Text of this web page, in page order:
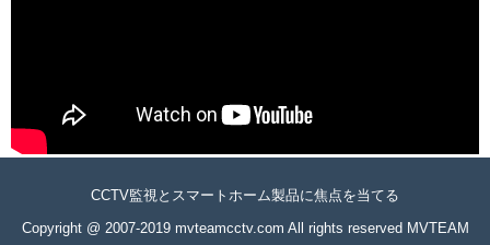
CCTV監視とスマートホーム製品に焦点を当てる
Copyright @ 2007-2019 mvteamcctv.com All rights reserved MVTEAM